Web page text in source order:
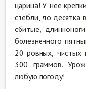
царица! У нее
стебли, до десятка
сбитые,
болезненного
20 ровных, чистых
300 граммов.
любую погоду!